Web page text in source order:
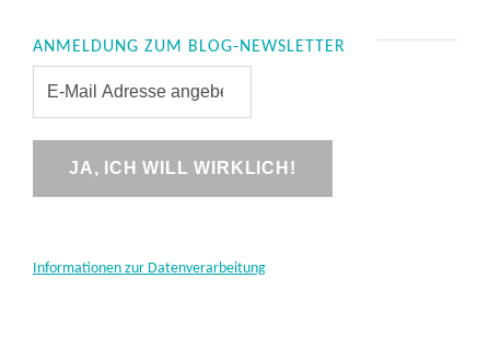
ANMELDUNG ZUM BLOG-NEWSLETTER
Informationen zur Datenverarbeitung